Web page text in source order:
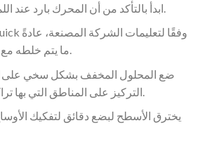
ما يتم خلطه مع الماء بنسب محددة.
ضع المحلول المخفف بشكل سخي على
التركيز على المناطق التي بها تراكم كبير من الدهون.